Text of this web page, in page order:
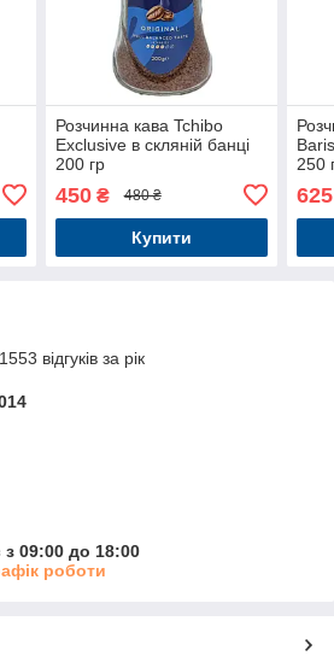
Розчинна кава Tchibo
Exclusive в скляній банці
200 гр
450₴ 480 ₴
Купити
250
625
відгуків за рік
09:00 до 18:00
роботи